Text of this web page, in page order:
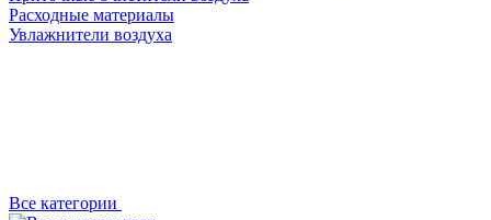
Расходные материалы
Увлажнители воздуха
Все категории